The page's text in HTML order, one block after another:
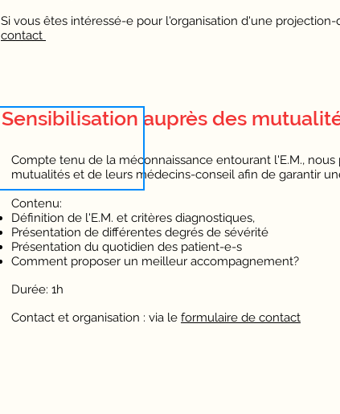
Si vous êtes intéressé-e pour l'organisation d'une
contact
Sensibilisation auprès des
Compte tenu de la méconnaissance entourant l'E.M.,
mutualités et de leurs médecins-conseil afin de garantir
Contenu:
Définition de l'E.M. et critères diagnostiques,
Présentation de différentes degrés de sévérité
Présentation du quotidien des patient-e-s
Comment proposer un meilleur accompagnement?
Durée: 1h
Contact et organisation : via le formulaire de contact